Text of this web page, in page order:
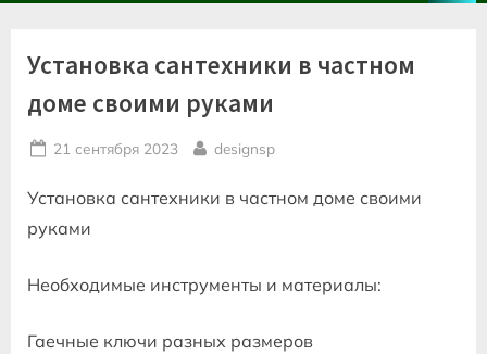
Установка сантехники в частном
доме своими руками
Posted
21 сентября 2023 By
designsp
Установка сантехники в частном доме своими
руками
Необходимые инструменты и материалы:
Гаечные ключи разных размеров